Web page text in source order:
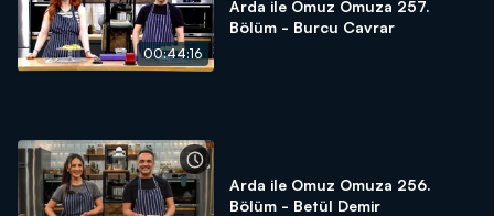
00:44:16
Arda ile Omuz Omuza 257.
Bölüm - Burcu Cavrar
Arda ile Omuz Omuza 256.
Bölüm - Betül Demir